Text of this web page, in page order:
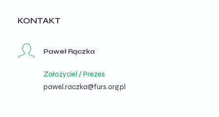
KONTAKT
Paweł Rączka
Założyciel / Prezes
pawel.raczka@furs.org.pl